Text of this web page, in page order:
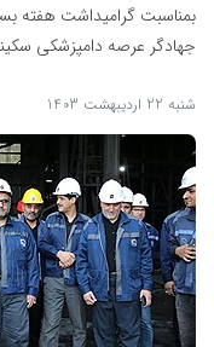
بمناسبت گرامیداشت هفته
جهادگر عرصه دامپزشکی
شنبه 22 اردیبهشت 1403